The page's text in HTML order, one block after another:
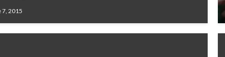
2015